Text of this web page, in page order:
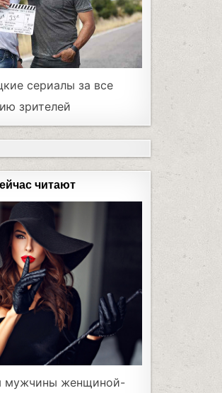
сериалы за все
зрителей
читают
мужчины женщиной-